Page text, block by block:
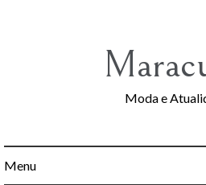
Moda e
Menu